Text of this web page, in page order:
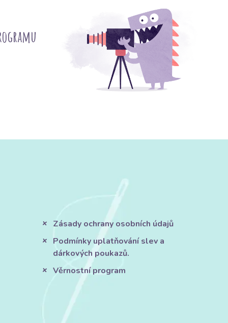
Zásady ochrany osobních údajů
Podmínky uplatňování slev a
dárkových poukazů.
Věrnostní program